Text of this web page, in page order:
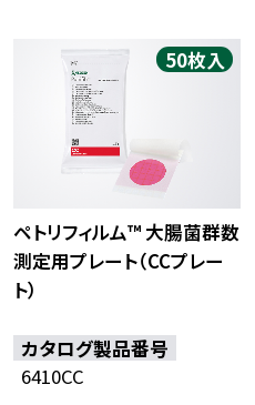
50枚入
ペトリフィルム™ 大腸菌群数
測定用プレート（CCプレー
ト）
カタログ製品番号
6410CC